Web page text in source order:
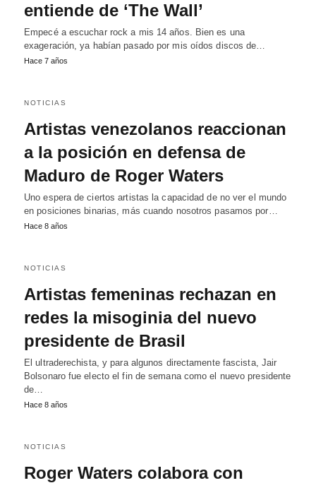
entiende de ‘The Wall’
Empecé a escuchar rock a mis 14 años. Bien es una
exageración, ya habían pasado por mis oídos discos de…
Hace 7 años
NOTICIAS
Artistas venezolanos reaccionan
a la posición en defensa de
Maduro de Roger Waters
Uno espera de ciertos artistas la capacidad de no ver el mundo
en posiciones binarias, más cuando nosotros pasamos por…
Hace 8 años
NOTICIAS
Artistas femeninas rechazan en
redes la misoginia del nuevo
presidente de Brasil
El ultraderechista, y para algunos directamente fascista, Jair
Bolsonaro fue electo el fin de semana como el nuevo presidente
de…
Hace 8 años
NOTICIAS
Roger Waters colabora con